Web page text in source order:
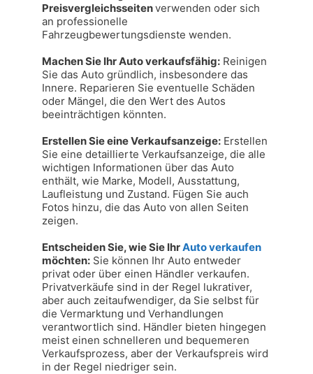
Preisvergleichsseiten verwenden oder sich
an professionelle
Fahrzeugbewertungsdienste wenden.
Machen Sie Ihr Auto verkaufsfähig: Reinigen
Sie das Auto gründlich, insbesondere das
Innere. Reparieren Sie eventuelle Schäden
oder Mängel, die den Wert des Autos
beeinträchtigen könnten.
Erstellen Sie eine Verkaufsanzeige: Erstellen
Sie eine detaillierte Verkaufsanzeige, die alle
wichtigen Informationen über das Auto
enthält, wie Marke, Modell, Ausstattung,
Laufleistung und Zustand. Fügen Sie auch
Fotos hinzu, die das Auto von allen Seiten
zeigen.
Entscheiden Sie, wie Sie Ihr Auto verkaufen
möchten: Sie können Ihr Auto entweder
privat oder über einen Händler verkaufen.
Privatverkäufe sind in der Regel lukrativer,
aber auch zeitaufwendiger, da Sie selbst für
die Vermarktung und Verhandlungen
verantwortlich sind. Händler bieten hingegen
meist einen schnelleren und bequemeren
Verkaufsprozess, aber der Verkaufspreis wird
in der Regel niedriger sein.